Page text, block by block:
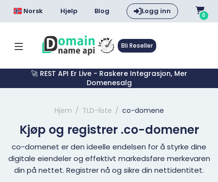
Norsk Hjelp Blog Logg inn 0
Bli Reseller
🚀 REST API Er Live - Raskere Integrasjon, Mer
Domenesalg
Hjem TLD-liste co-domene
Kjøp og registrer .co-domener
co-domenet er den ideelle endelsen for å styrke dine
digitale eiendeler og effektivt markedsføre merkevaren
din på nettet. Registrer nå og sikre din nettidentitet.